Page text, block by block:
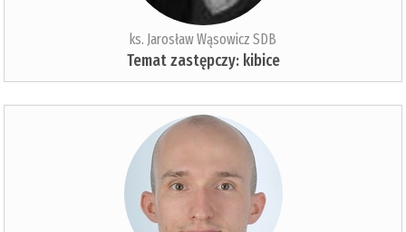
ks. Jarosław Wąsowicz SDB
Temat zastępczy: kibice